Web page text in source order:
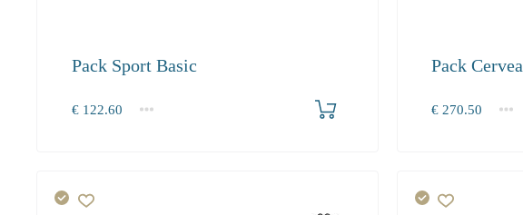
Pack Sport Basic
€122.60
1+
Pack
€ 270.50
1+